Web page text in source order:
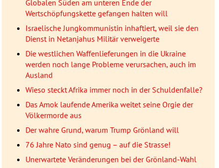
Globalen Süden am unteren Ende der
Wertschöpfungskette gefangen halten will
Israelische Jungkommunistin inhaftiert, weil sie den
Dienst in Netanjahus Militär verweigerte
Die westlichen Waffenlieferungen in die Ukraine
werden noch lange Probleme verursachen, auch im
Ausland
Wieso steckt Afrika immer noch in der Schuldenfalle?
Das Amok laufende Amerika weitet seine Orgie der
Völkermorde aus
Der wahre Grund, warum Trump Grönland will
76 Jahre Nato sind genug – auf die Strasse!
Unerwartete Veränderungen bei der Grönland-Wahl